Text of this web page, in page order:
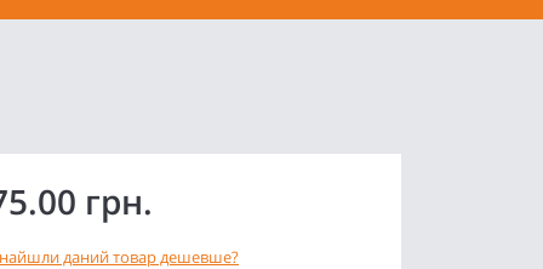
грн.
даний товар дешевше?